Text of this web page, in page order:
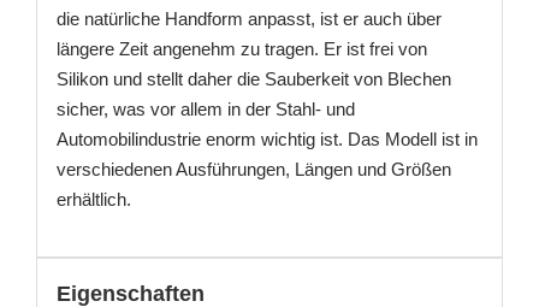
die natürliche Handform anpasst, ist er auch über
längere Zeit angenehm zu tragen. Er ist frei von
Silikon und stellt daher die Sauberkeit von Blechen
sicher, was vor allem in der Stahl- und
Automobilindustrie enorm wichtig ist. Das Modell ist in
verschiedenen Ausführungen, Längen und Größen
erhältlich.
Eigenschaften